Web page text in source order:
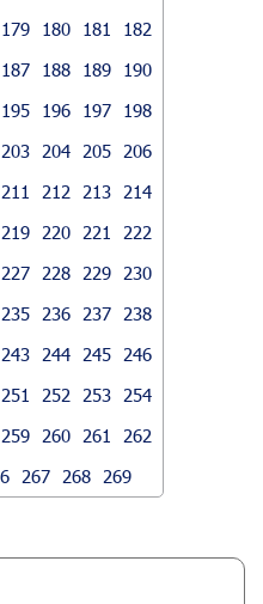
179 180 181
182
187 188 189
190
195 196 197
198
203 204 205
206
211 212 213
214
219 220 221
222
227 228 229
230
235 236 237
238
243 244 245
246
251 252 253
254
259 260 261
262
267 268 269